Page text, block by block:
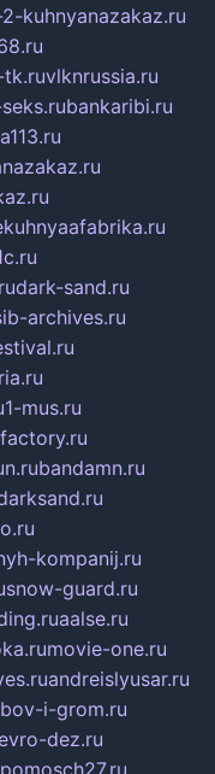
kuhnyanazakaz.ru
tk.ruvlknrussia.ru
bankaribi.ru
dark-sand.ru
archives.ru
1-mus.ru
bandamn.ru
kompanij.ru
snow-guard.ru
aalse.ru
movie-one.ru
andreislyusar.ru
i-grom.ru
dez.ru